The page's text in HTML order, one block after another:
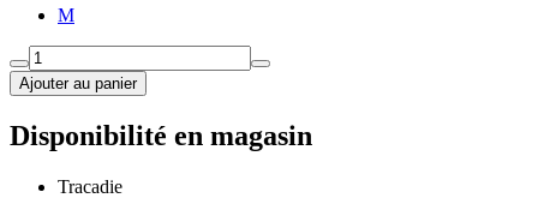
M
Ajouter au panier
Disponibilité en magasin
Tracadie